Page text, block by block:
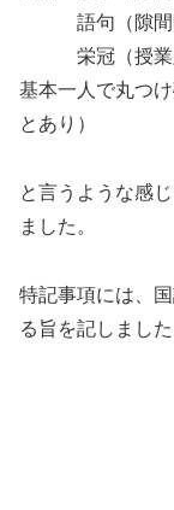
語句（隙間時
栄冠（授業翌
基本一人で丸つ
とあり）
と言うような感
ました。
特記事項には、
る旨を記しました